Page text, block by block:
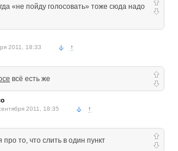
«не пойду голосовать» тоже сюда надо
2011, 18:33 ↑
всё есть же
2011, 18:35 ↑
про то, что слить в один пункт